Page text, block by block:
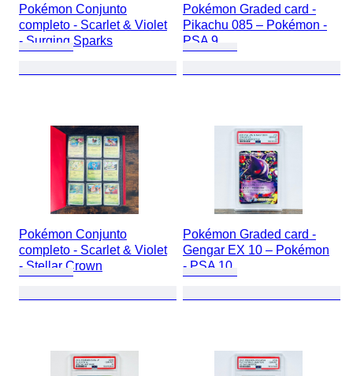
Pokémon Conjunto
completo - Scarlet & Violet
- Surging Sparks
Pokémon Graded card -
Pikachu 085 – Pokémon -
PSA 9
Pokémon Conjunto
completo - Scarlet & Violet
- Stellar Crown
Pokémon Graded card -
Gengar EX 10 – Pokémon
- PSA 10